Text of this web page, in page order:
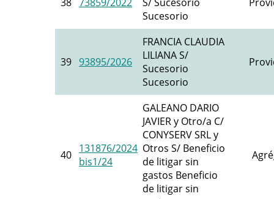
Sucesorio
39 93895/2026
FRANCIA CLAUDIA
LILIANA S/
Sucesorio
Sucesorio
40
131876/2024
bis1/24
GALEANO DARIO
JAVIER y Otro/a C/
CONYSERV SRL y
Otros S/ Beneficio
de litigar sin
gastos Beneficio
de litigar sin